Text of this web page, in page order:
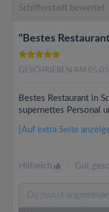
Schifferstadt bewertet
"Bestes
GESCHRIEBEN AM
Bestes Restaurant in
supernettes Personal
[Auf extra Seite
Hilfreich Gut